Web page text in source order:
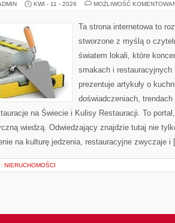
KWI - 11 - 2026 MOŻLIWOŚĆ
Ta strona internetowa to
stworzone z myślą o
światem lokali, które
smakach i restauracyjnych
prezentuje artykuły o
doświadczeniach,
na Świecie i Kulisy Restauracji. To
wiedzą. Odwiedzający znajdzie tutaj nie
na kulturę jedzenia, restauracyjne zwyczaje
NIERUCHOMOŚCI